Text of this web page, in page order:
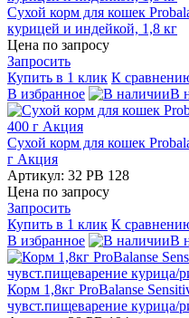
Сухой корм для кошек
курицей и индейкой, 1,8 кг
Цена по запросу
Запросить
Купить в 1 клик К
В избранное
В
Сухой корм для кошек
г Акция
Артикул: 32 PB 128
Цена по запросу
Запросить
Купить в 1 клик К
В избранное
В
Корм 1,8кг ProBalanse
чувст.пищеварение